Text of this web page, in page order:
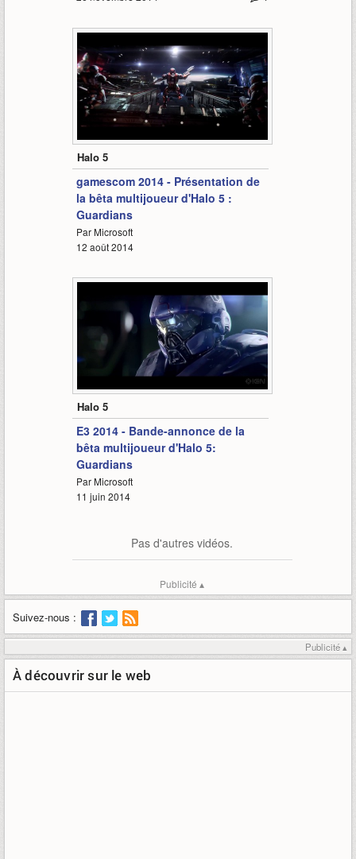
2:46
Halo 5
gamescom 2014 - Présentation de
la bêta multijoueur d'Halo 5 :
Guardians
Par Microsoft
12 août 2014
0:58
Halo 5
E3 2014 - Bande-annonce de la
bêta multijoueur d'Halo 5:
Guardians
Par Microsoft
11 juin 2014
Pas d'autres vidéos.
Publicité ▴
Suivez-nous :
Publicité ▴
À découvrir sur le web